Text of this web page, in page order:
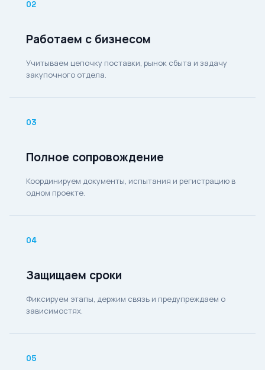
02
Работаем с бизнесом
Учитываем цепочку поставки, рынок сбыта и задачу
закупочного отдела.
03
Полное сопровождение
Координируем документы, испытания и регистрацию в
одном проекте.
04
Защищаем сроки
Фиксируем этапы, держим связь и предупреждаем о
зависимостях.
05